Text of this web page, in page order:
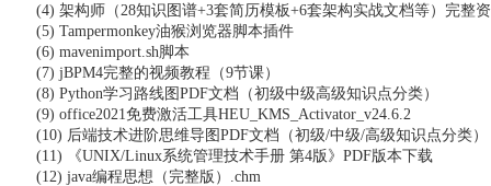
(4) 架构师（28知识图谱+3套简历模板+6套架构实战文档等）完整
(5) Tampermonkey油猴浏览器脚本插件
(6) mavenimport.sh脚本
(7) jBPM4完整的视频教程（9节课）
(8) Python学习路线图PDF文档（初级中级高级知识点分类）
(9) office2021免费激活工具HEU_KMS_Activator_v24.6.2
(10) 后端技术进阶思维导图PDF文档（初级/中级/高级知识点分类）
(11) 《UNIX/Linux系统管理技术手册 第4版》PDF版本下载
(12) java编程思想（完整版）.chm